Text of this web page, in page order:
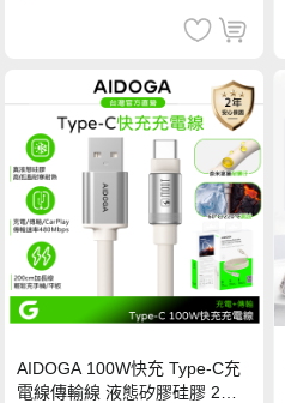
AIDOGA 100W快充 Type-C充
電線傳輸線 液態矽膠硅膠 2M